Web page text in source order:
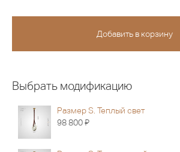
Выбрать модификацию
Размер S. Теплый свет
98 800Я